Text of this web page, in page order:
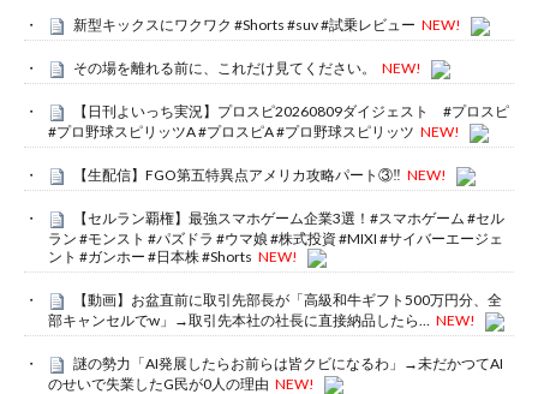
新型キックスにワクワク #Shorts #suv #試乗レビュー NEW!
その場を離れる前に、これだけ見てください。 NEW!
【日刊よいっち実況】プロスピ20260809ダイジェスト #プロスピ
#プロ野球スピリッツA #プロスピA #プロ野球スピリッツ NEW!
【生配信】FGO第五特異点アメリカ攻略パート③‼️ NEW!
【セルラン覇権】最強スマホゲーム企業3選！#スマホゲーム #セル
ラン #モンスト #パズドラ #ウマ娘 #株式投資 #MIXI #サイバーエージェ
ント #ガンホー #日本株 #Shorts NEW!
【動画】お盆直前に取引先部長が「高級和牛ギフト500万円分、全
部キャンセルでw」→取引先本社の社長に直接納品したら… NEW!
謎の勢力「AI発展したらお前らは皆クビになるわ」→未だかつてAI
のせいで失業したG民が0人の理由 NEW!